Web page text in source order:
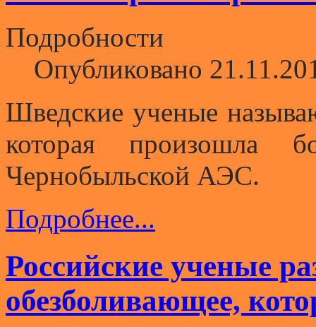
Подробности
Опубликовано
Шведские ученые
которая произошла
Чернобыльской АЭС.
Подробнее...
Российские ученые
обезболивающее,